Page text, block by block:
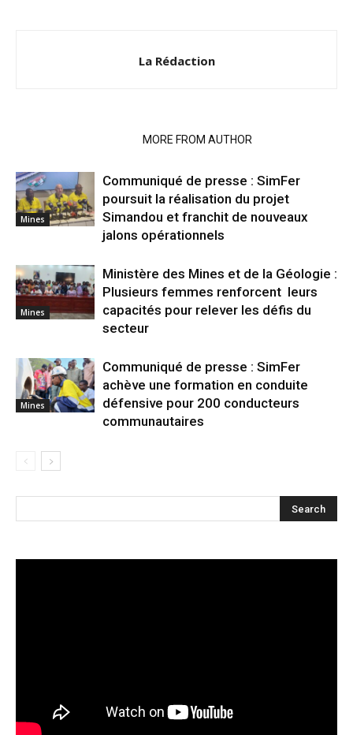
La Rédaction
MORE FROM AUTHOR
Mines
Communiqué de presse : SimFer
poursuit la réalisation du projet
Simandou et franchit de nouveaux
jalons opérationnels
Mines
Ministère des Mines et de la Géologie :
Plusieurs femmes renforcent leurs
capacités pour relever les défis du
secteur
Mines
Communiqué de presse : SimFer
achève une formation en conduite
défensive pour 200 conducteurs
communautaires